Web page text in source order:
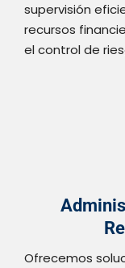
supervisión
recursos
el control de
Ofrecemos